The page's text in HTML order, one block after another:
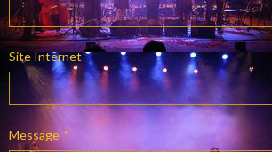
Site Internet
Message